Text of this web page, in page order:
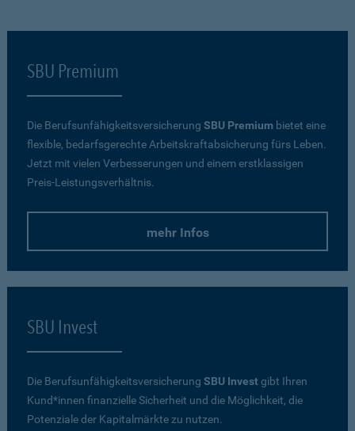
SBU Premium
Die Berufsunfähigkeitsversicherung SBU Premium bietet eine
flexible, bedarfsgerechte Arbeitskraftabsicherung fürs Leben.
Jetzt mit vielen Verbesserungen und einem erstklassigen
Preis-Leistungsverhältnis.
mehr Infos
SBU Invest
Die Berufsunfähigkeitsversicherung SBU Investgibt Ihren
Kund*innen finanzielle Sicherheit und die Möglichkeit, die
Potenziale der Kapitalmärkte zu nutzen.